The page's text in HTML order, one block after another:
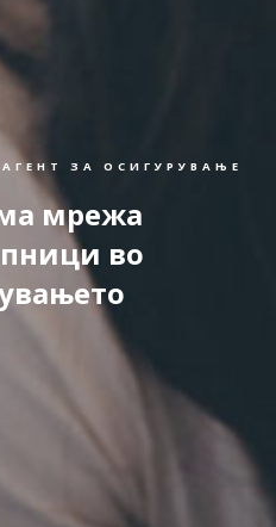
ЗА ОСИГУРУВАЊЕ
мрежа
во